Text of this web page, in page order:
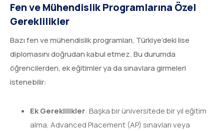
Fen ve Mühendislik Programlarına Özel
Gereklilikler
Bazı fen ve mühendislik programları, Türkiye’deki lise
diplomasını doğrudan kabul etmez. Bu durumda
öğrencilerden, ek eğitimler ya da sınavlara girmeleri
istenebilir:
Ek Gereklilikler: Başka bir üniversitede bir yıl eğitim
alma, Advanced Placement (AP) sınavları veya